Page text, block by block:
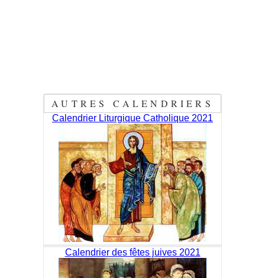
AUTRES CALENDRIERS
Calendrier Liturgique Catholique 2021
Calendrier des fêtes juives 2021